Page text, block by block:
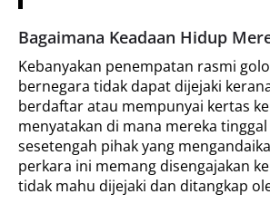
Bagaimana Keadaan Hidup
Kebanyakan penempatan rasmi
bernegara tidak dapat dijejaki
berdaftar atau mempunyai kertas
menyatakan di mana mereka
sesetengah pihak yang
perkara ini memang disengajakan
tidak mahu dijejaki dan ditangkap